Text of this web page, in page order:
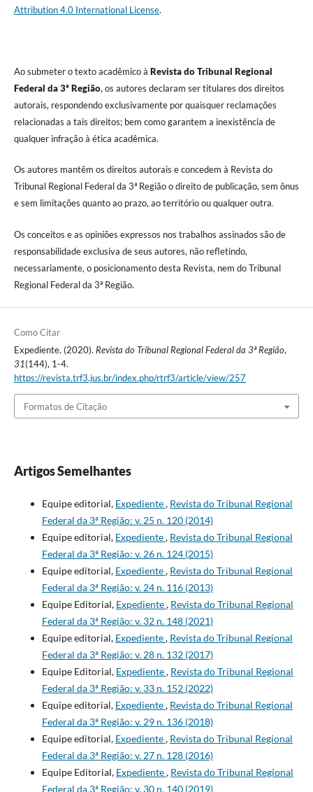
Attribution 4.0 International License.
Ao submeter o texto acadêmico à Revista do Tribunal Regional
Federal da 3ª Região, os autores declaram ser titulares dos direitos
autorais, respondendo exclusivamente por quaisquer reclamações
relacionadas a tais direitos; bem como garantem a inexistência de
qualquer infração à ética acadêmica.
Os autores mantêm os direitos autorais e concedem à Revista do
Tribunal Regional Federal da 3ª Região o direito de publicação, sem ônus
e sem limitações quanto ao prazo, ao território ou qualquer outra.
Os conceitos e as opiniões expressos nos trabalhos assinados são de
responsabilidade exclusiva de seus autores, não refletindo,
necessariamente, o posicionamento desta Revista, nem do Tribunal
Regional Federal da 3ª Região.
Como Citar
Expediente. (2020). Revista do Tribunal Regional Federal da 3ª Região,
31(144), 1-4.
https://revista.trf3.jus.br/index.php/rtrf3/article/view/257
Formatos de Citação
Artigos Semelhantes
Equipe editorial, Expediente, Revista do Tribunal Regional
Federal da 3ª Região: v. 25 n. 120 (2014)
Equipe editorial, Expediente, Revista do Tribunal Regional
Federal da 3ª Região: v. 26 n. 124 (2015)
Equipe editorial, Expediente, Revista do Tribunal Regional
Federal da 3ª Região: v. 24 n. 116 (2013)
Equipe Editorial, Expediente, Revista do Tribunal Regional
Federal da 3ª Região: v. 32 n. 148 (2021)
Equipe editorial, Expediente, Revista do Tribunal Regional
Federal da 3ª Região: v. 28 n. 132 (2017)
Equipe Editorial, Expediente, Revista do Tribunal Regional
Federal da 3ª Região: v. 33 n. 152 (2022)
Equipe editorial, Expediente, Revista do Tribunal Regional
Federal da 3ª Região: v. 29 n. 136 (2018)
Equipe editorial, Expediente, Revista do Tribunal Regional
Federal da 3ª Região: v. 27 n. 128 (2016)
Equipe Editorial, Expediente, Revista do Tribunal Regional
Federal da 3ª Região: v. 30 n. 140 (2019)